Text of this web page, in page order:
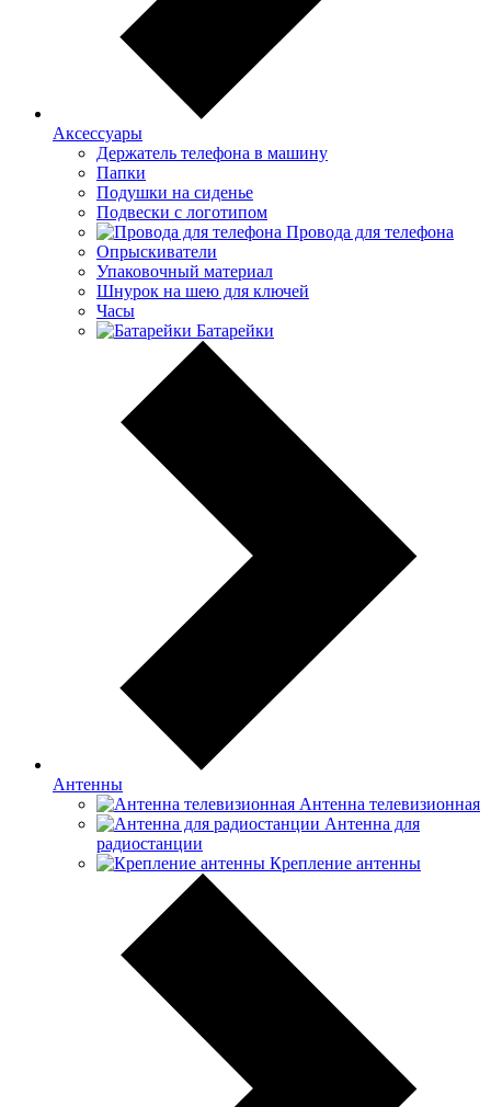
Аксессуары
Держатель телефона в машину
Папки
Подушки на сиденье
Подвески с логотипом
Провода для телефона
Опрыскиватели
Упаковочный материал
Шнурок на шею для ключей
Часы
Батарейки
Антенны
Антенна телевизионная
Антенна для
радиостанции
Крепление антенны